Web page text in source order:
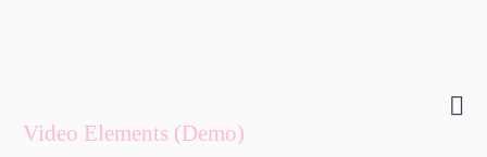

Video Elements (Demo)